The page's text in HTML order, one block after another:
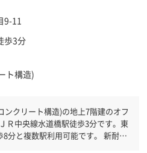
9-11
歩3分
ト構造)
ンクリート構造)の地上7階建のオフ
分と複数駅利用可能です。 新耐震